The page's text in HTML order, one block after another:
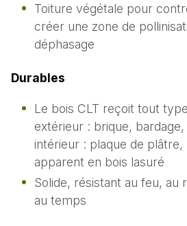
Toiture végétale pour
créer une zone de
déphasage
Durables
Le bois CLT reçoit tout
extérieur : brique,
intérieur : plaque de
apparent en bois lasuré
Solide, résistant au feu, au
au temps